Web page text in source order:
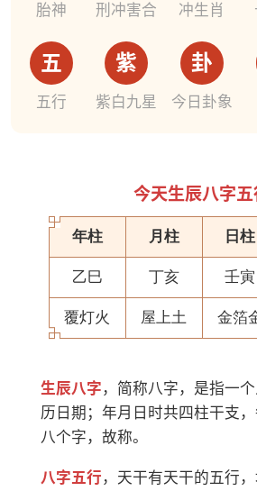
胎神 刑冲害合 冲生肖
五
五行
紫
紫白九星
卦
今日卦象
今天生辰八字
年柱 月柱 日柱
乙巳 丁亥 壬寅
覆灯火 屋上土 金箔
生辰八字 ，简称八字，是指一
历日期；年月日时共四柱干支
八个字，故称。
八字五行 ，天干有天干的五行